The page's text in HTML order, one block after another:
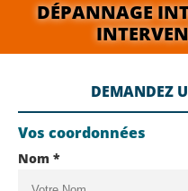
DÉPANNAGE
DEMANDEZ
Vos coordonnées
Nom *